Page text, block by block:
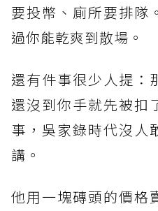
要投幣、廁所要排隊
過你能乾爽到散場。
還有件事很少人提：
還沒到你手就先被扣
事，吳家錄時代沒人
講。
他用一塊磚頭的價格